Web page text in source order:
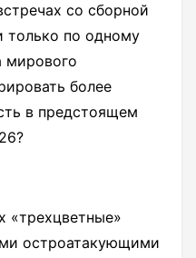
со сборной
по одному
мирового
более
в предстоящем
«трехцветные»
остроатакующими